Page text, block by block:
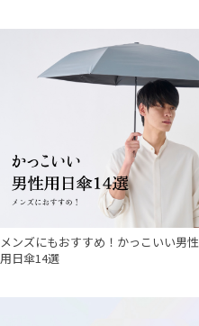
メンズにもおすすめ！かっこいい男性
用日傘14選